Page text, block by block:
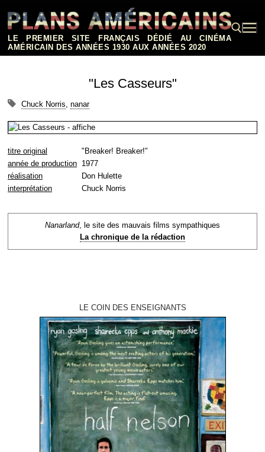
contenu
LE PREMIER SITE FRANÇAIS DÉDIÉ AU CINÉMA
AMÉRICAIN DES ANNÉES 1930 AUX ANNÉES 2020
"Les Casseurs"
Chuck Norris, nanar
titre original
"Breaker! Breaker!"
année de production 1977
réalisation
Don Hulette
interprétation
Chuck Norris
Nanarland, le site des mauvais films sympathiques
La chronique de la rédaction
LE COIN DES ENSEIGNANTS